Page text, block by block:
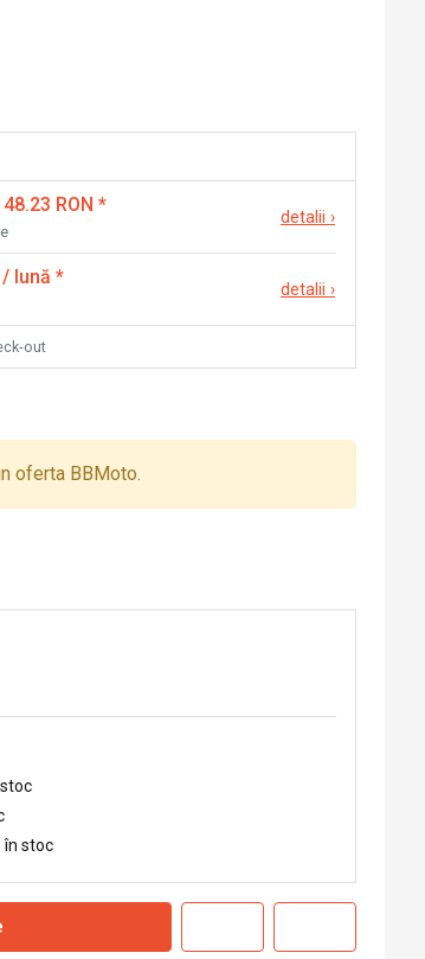
RON *
detalii ›
lună *
detalii ›
out
oferta BBMoto.
în stoc